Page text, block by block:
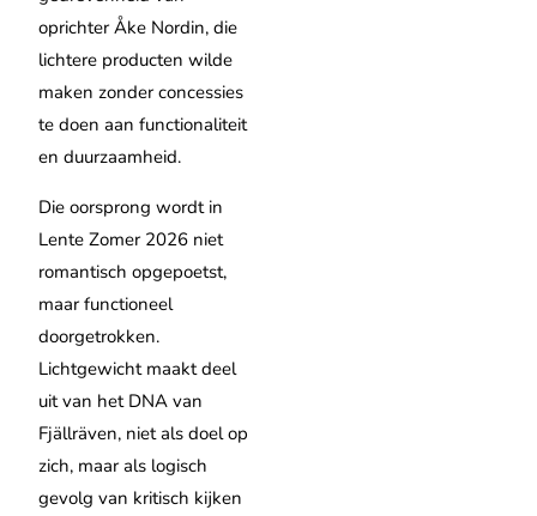
oprichter Åke Nordin, die
lichtere producten wilde
maken zonder concessies
te doen aan functionaliteit
en duurzaamheid.
Die oorsprong wordt in
Lente Zomer 2026 niet
romantisch opgepoetst,
maar functioneel
doorgetrokken.
Lichtgewicht maakt deel
uit van het DNA van
Fjällräven, niet als doel op
zich, maar als logisch
gevolg van kritisch kijken